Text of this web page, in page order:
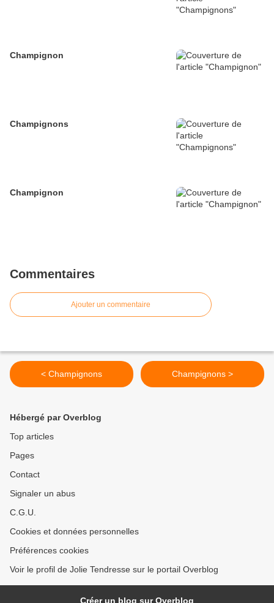
Champignon
Champignons
Champignon
Commentaires
Ajouter un commentaire
< Champignons Champignons >
Hébergé par Overblog
Top articles
Pages
Contact
Signaler un abus
C.G.U.
Cookies et données personnelles
Préférences cookies
Voir le profil de Jolie Tendresse sur le portail Overblog
Créer un blog sur Overblog